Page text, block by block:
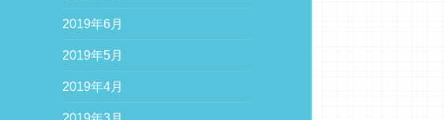
2019年6月
2019年5月
2019年4月